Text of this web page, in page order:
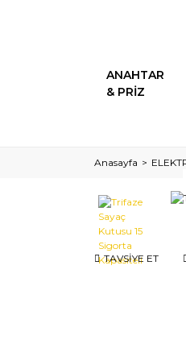
ANAHTAR
& PRİZ
Anasayfa
TAVSİYE ET